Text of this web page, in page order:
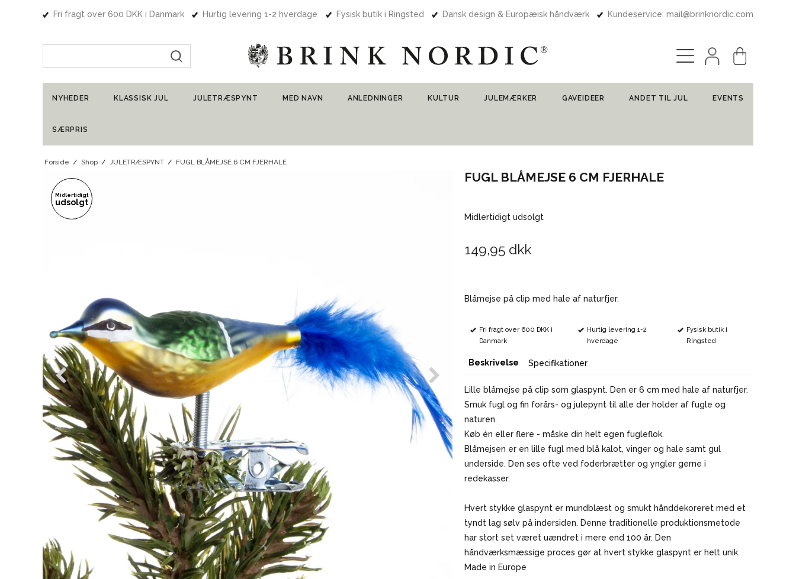
Fri fragt over 600 DKK i Danmark Hurtig levering 1-2 hverdage Fysisk butik i Ringsted Dansk design & Europæisk håndværk Kundeservice: mail@brinknordic.com
NYHEDER KLASSISK JUL JULETRÆSPYNT MED NAVN ANLEDNINGER KULTUR JULEMÆRKER GAVEIDEER ANDET TIL JUL EVENTS
SÆRPRIS
Forside / Shop / JULETRÆSPYNT / FUGL BLÅMEJSE 6 CM FJERHALE
Midlertidigt
udsolgt
FUGL BLÅMEJSE 6 CM FJERHALE
Midlertidigt udsolgt
149,95 dkk
Blåmejse på clip med hale af naturfjer.
Fri fragt over 600 DKK i
Danmark
Hurtig levering 1-2
hverdage
Fysisk butik i
Ringsted
Beskrivelse Specifikationer
Lille blåmejse på clip som glaspynt. Den er 6 cm med hale af naturfjer.
Smuk fugl og fin forårs- og julepynt til alle der holder af fugle og
naturen.
Køb én eller flere - måske din helt egen fugleflok.
Blåmejsen er en lille fugl med blå kalot, vinger og hale samt gul
underside. Den ses ofte ved foderbrætter og yngler gerne i
redekasser.
Hvert stykke glaspynt er mundblæst og smukt hånddekoreret med et
tyndt lag sølv på indersiden. Denne traditionelle produktionsmetode
har stort set været uændret i mere end 100 år. Den
håndværksmæssige proces gør at hvert stykke glaspynt er helt unik.
Made in Europe